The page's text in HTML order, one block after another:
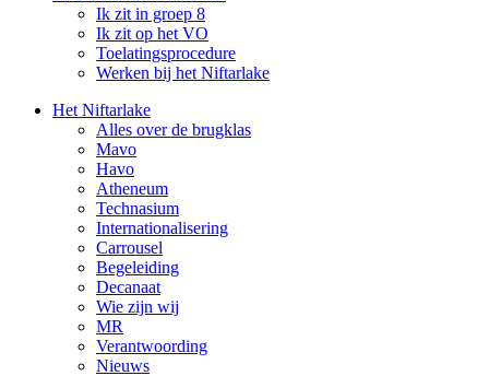
Ik zit in groep 8
Ik zit op het VO
Toelatingsprocedure
Werken bij het Niftarlake
Het Niftarlake
Alles over de brugklas
Mavo
Havo
Atheneum
Technasium
Internationalisering
Carrousel
Begeleiding
Decanaat
Wie zijn wij
MR
Verantwoording
Nieuws